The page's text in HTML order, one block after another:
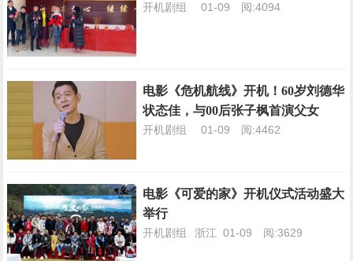
开机剧组 01-09 阅:4094
电影《危机航线》开机！60岁刘德华
状态佳，与00后张子枫首演父女
开机剧组 01-09 阅:4462
电影《可爱的家》开机仪式活动盛大
举行
开机剧组 浙江01-09 阅:3629